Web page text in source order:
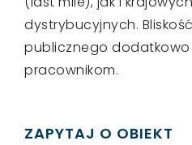
dystrybucyjnych.
publicznego dodatkowo
pracownikom.
ZAPYTAJ O OBIEKT